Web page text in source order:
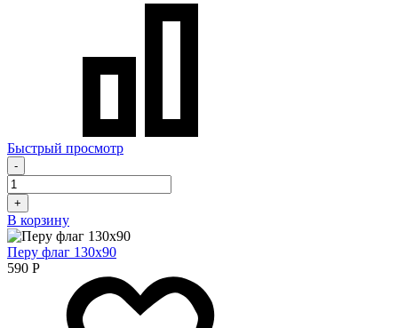
Быстрый просмотр
-
+
В корзину
Перу флаг 130х90
590 Р